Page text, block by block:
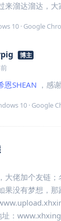
来溜达溜达，大
10 · Google
博主
恩SHEAN ，感
10 · Google
大佬加个友链
果没有梦想，
址：